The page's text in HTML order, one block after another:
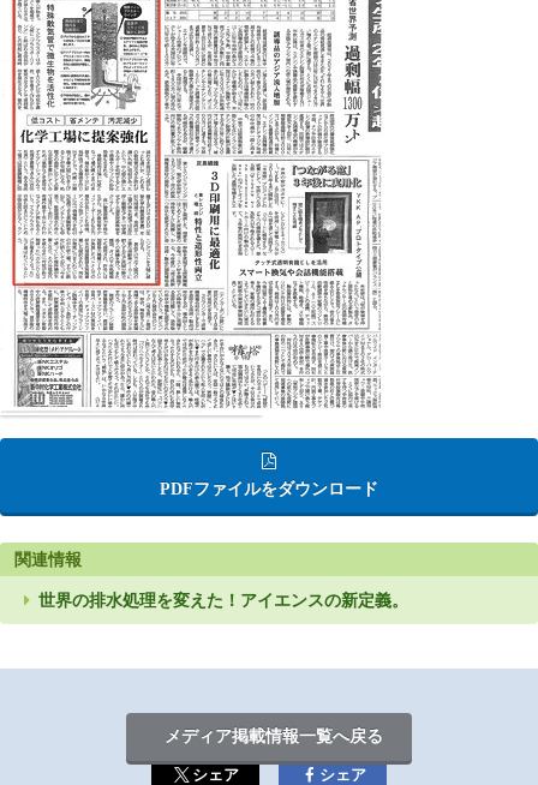
PDFファイルをダウンロード
関連情報
世界の排水処理を変えた！アイエンスの新定義。
メディア掲載情報一覧へ戻る
シェア シェア